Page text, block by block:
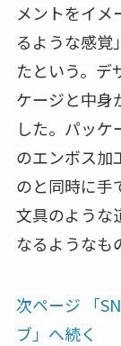
メントをイメ
るような感覚
たという。デ
ケージと中身
した。パッケ
のエンボス加
のと同時に手
文具のような
なるようなも
次ページ 「
ブ」へ続く